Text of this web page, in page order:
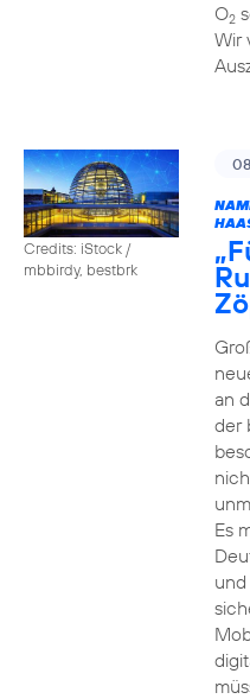
O2
Wir
Credits: iStock /
mbbirdy, bestbrk
an
der
Es